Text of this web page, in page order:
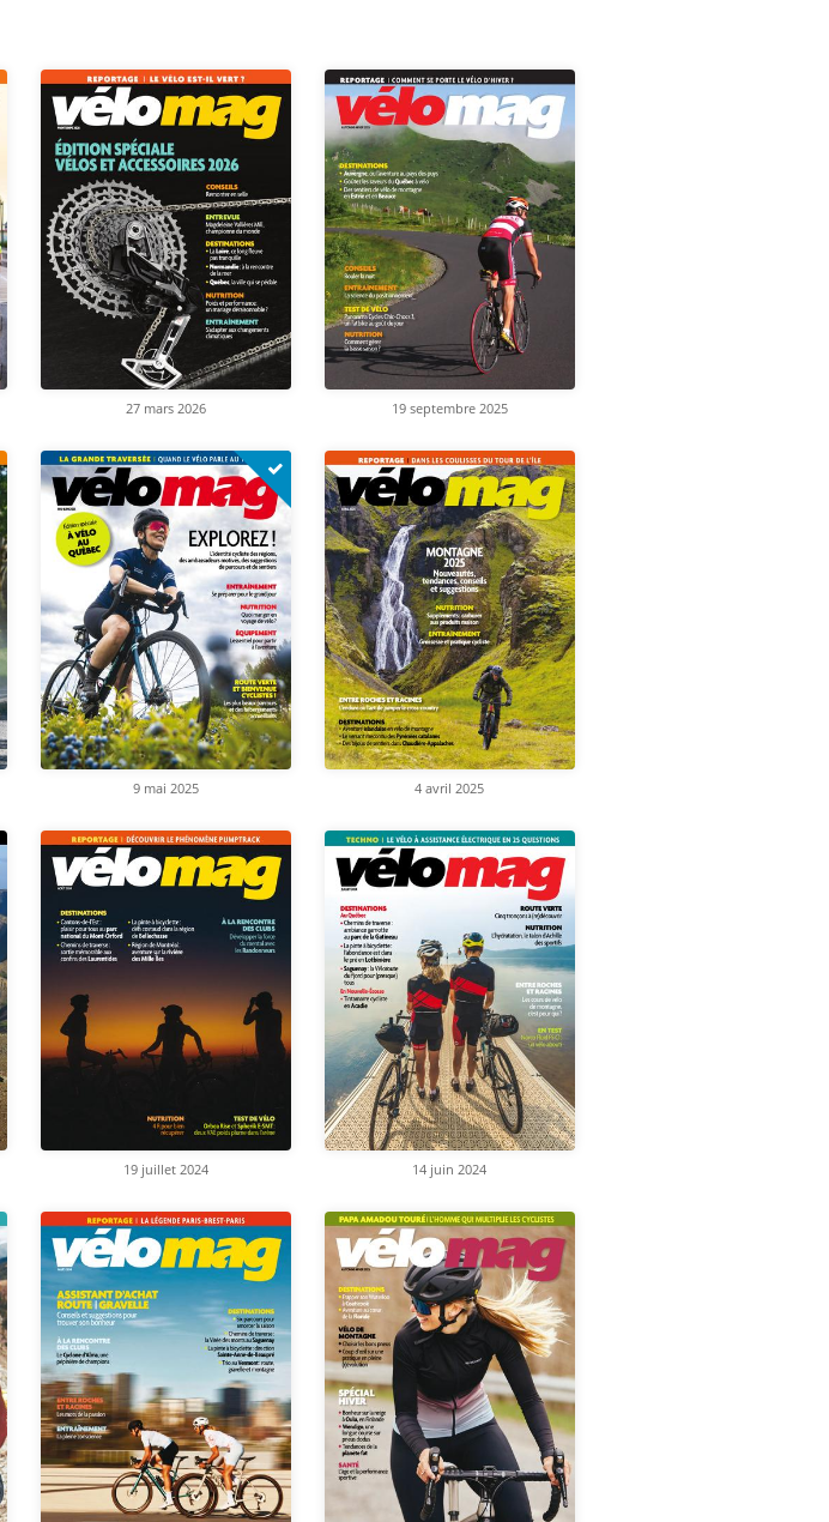
27 mars 2026 19 septembre 2025
9 mai 2025 4 avril 2025
19 juillet 2024 14 juin 2024